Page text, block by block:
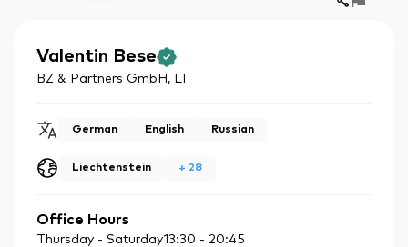
Valentin Bese
BZ & Partners GmbH , LI
German English Russian
Liechtenstein + 28
Office Hours
Thursday - Saturday13:30 - 20:45